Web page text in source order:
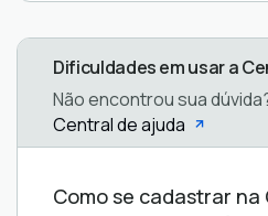
Dificuldades em usar a
Não encontrou sua
Central de ajuda
Como se cadastrar na